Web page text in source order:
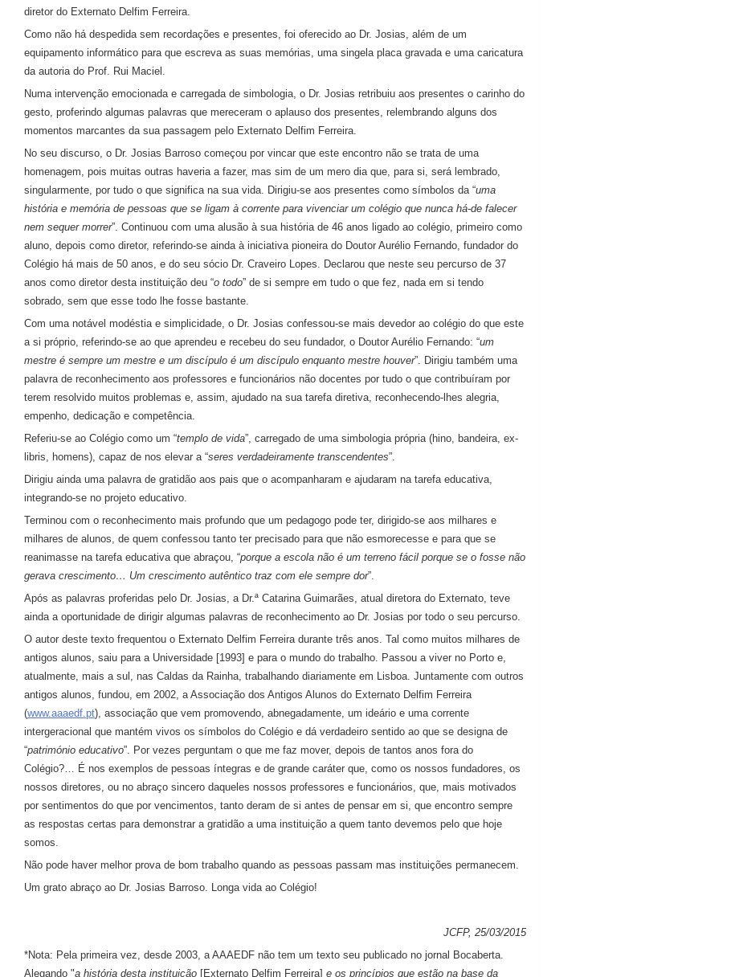
diretor do Externato Delfim Ferreira.
Como não há despedida sem recordações e presentes, foi oferecido ao Dr. Josias, além de um
equipamento informático para que escreva as suas memórias, uma singela placa gravada e uma caricatura
da autoria do Prof. Rui Maciel.
Numa intervenção emocionada e carregada de simbologia, o Dr. Josias retribuiu aos presentes o carinho do
gesto, proferindo algumas palavras que mereceram o aplauso dos presentes, relembrando alguns dos
momentos marcantes da sua passagem pelo Externato Delfim Ferreira.
No seu discurso, o Dr. Josias Barroso começou por vincar que este encontro não se trata de uma
homenagem, pois muitas outras haveria a fazer, mas sim de um mero dia que, para si, será lembrado,
singularmente, por tudo o que significa na sua vida. Dirigiu-se aos presentes como símbolos da “uma
história e memória de pessoas que se ligam à corrente para vivenciar um colégio que nunca há-de falecer
nem sequer morrer”. Continuou com uma alusão à sua história de 46 anos ligado ao colégio, primeiro como
aluno, depois como diretor, referindo-se ainda à iniciativa pioneira do Doutor Aurélio Fernando, fundador do
Colégio há mais de 50 anos, e do seu sócio Dr. Craveiro Lopes. Declarou que neste seu percurso de 37
anos como diretor desta instituição deu “o todo” de si sempre em tudo o que fez, nada em si tendo
sobrado, sem que esse todo lhe fosse bastante.
Com uma notável modéstia e simplicidade, o Dr. Josias confessou-se mais devedor ao colégio do que este
a si próprio, referindo-se ao que aprendeu e recebeu do seu fundador, o Doutor Aurélio Fernando: “um
mestre é sempre um mestre e um discípulo é um discípulo enquanto mestre houver”. Dirigiu também uma
palavra de reconhecimento aos professores e funcionários não docentes por tudo o que contribuíram por
terem resolvido muitos problemas e, assim, ajudado na sua tarefa diretiva, reconhecendo-lhes alegria,
empenho, dedicação e competência.
Referiu-se ao Colégio como um “templo de vida”, carregado de uma simbologia própria (hino, bandeira, ex-
libris, homens), capaz de nos elevar a “seres verdadeiramente transcendentes”.
Dirigiu ainda uma palavra de gratidão aos pais que o acompanharam e ajudaram na tarefa educativa,
integrando-se no projeto educativo.
Terminou com o reconhecimento mais profundo que um pedagogo pode ter, dirigido-se aos milhares e
milhares de alunos, de quem confessou tanto ter precisado para que não esmorecesse e para que se
reanimasse na tarefa educativa que abraçou, “porque a escola não é um terreno fácil porque se o fosse não
gerava crescimento… Um crescimento autêntico traz com ele sempre dor”.
Após as palavras proferidas pelo Dr. Josias, a Dr.ª Catarina Guimarães, atual diretora do Externato, teve
ainda a oportunidade de dirigir algumas palavras de reconhecimento ao Dr. Josias por todo o seu percurso.
O autor deste texto frequentou o Externato Delfim Ferreira durante três anos. Tal como muitos milhares de
antigos alunos, saiu para a Universidade [1993] e para o mundo do trabalho. Passou a viver no Porto e,
atualmente, mais a sul, nas Caldas da Rainha, trabalhando diariamente em Lisboa. Juntamente com outros
antigos alunos, fundou, em 2002, a Associação dos Antigos Alunos do Externato Delfim Ferreira
(www.aaaedf.pt), associação que vem promovendo, abnegadamente, um ideário e uma corrente
intergeracional que mantém vivos os símbolos do Colégio e dá verdadeiro sentido ao que se designa de
“património educativo”. Por vezes perguntam o que me faz mover, depois de tantos anos fora do
Colégio?… É nos exemplos de pessoas íntegras e de grande caráter que, como os nossos fundadores, os
nossos diretores, ou no abraço sincero daqueles nossos professores e funcionários, que, mais motivados
por sentimentos do que por vencimentos, tanto deram de si antes de pensar em si, que encontro sempre
as respostas certas para demonstrar a gratidão a uma instituição a quem tanto devemos pelo que hoje
somos.
Não pode haver melhor prova de bom trabalho quando as pessoas passam mas instituições permanecem.
Um grato abraço ao Dr. Josias Barroso. Longa vida ao Colégio!
JCFP, 25/03/2015
*Nota: Pela primeira vez, desde 2003, a AAAEDF não tem um texto seu publicado no jornal Bocaberta.
Alegando "a história desta instituição [Externato Delfim Ferreira] e os princípios que estão na base da